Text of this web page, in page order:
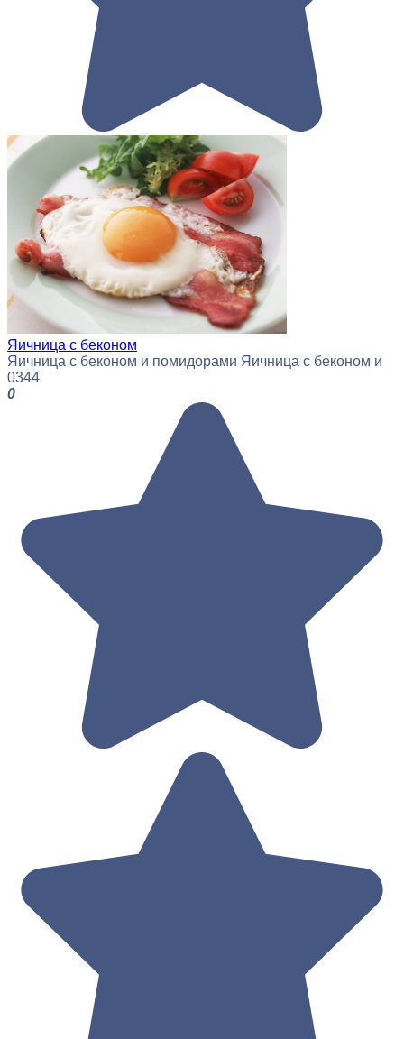
Яичница с беконом
Яичница с беконом и помидорами Яичница с беконом и
0344
0